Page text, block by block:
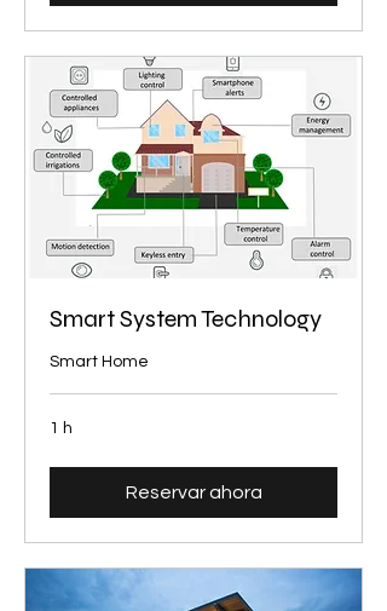
Smart System Technology
Smart Home
1 h
Reservar ahora